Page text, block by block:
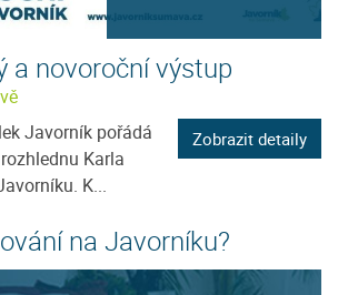
a novoroční výstup
Javorník pořádá
Karla
K...
Zobrazit detaily
na Javorníku?